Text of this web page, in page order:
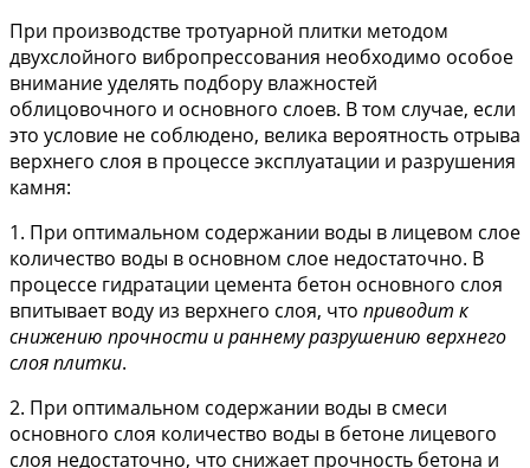
При производстве тротуарной плитки методом
двухслойного вибропрессования необходимо особое
внимание уделять подбору влажностей
облицовочного и основного слоев. В том случае, если
это условие не соблюдено, велика вероятность отрыва
верхнего слоя в процессе эксплуатации и разрушения
камня:
1. При оптимальном содержании воды в лицевом слое
количество воды в основном слое недостаточно. В
процессе гидратации цемента бетон основного слоя
впитывает воду из верхнего слоя, что приводит к
снижению прочности и раннему разрушению верхнего
слоя плитки.
2. При оптимальном содержании воды в смеси
основного слоя количество воды в бетоне лицевого
слоя недостаточно, что снижает прочность бетона и